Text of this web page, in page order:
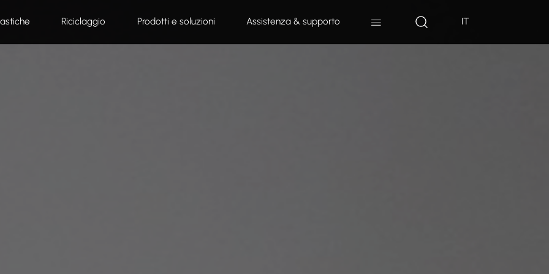
Riciclaggio Prodotti e soluzioni Assistenza & supporto IT